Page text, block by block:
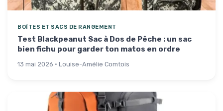
BOÎTES ET SACS DE RANGEMENT
Test Blackpeanut Sac à Dos de Pêche : un sac
bien fichu pour garder ton matos en ordre
13 mai 2026 · Louise-Amélie Comtois